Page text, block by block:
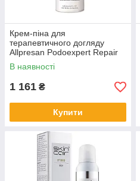
Крем-піна для
терапевтичного догляду
Allpresan Podoexpert Repair
Foam Cream
В наявності
1 161 ₴
Купити